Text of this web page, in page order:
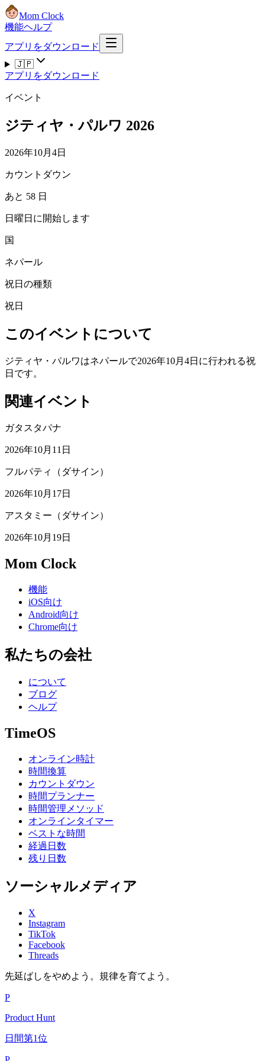
Mom Clock
機能ヘルプ
アプリをダウンロード
🇯🇵
アプリをダウンロード
イベント
ジティヤ・パルワ 2026
2026年10月4日
カウントダウン
あと 58 日
日曜日に開始します
国
ネパール
祝日の種類
祝日
このイベントについて
ジティヤ・パルワはネパールで2026年10月4日に行われる祝
日です。
関連イベント
ガタスタパナ
2026年10月11日
フルパティ（ダサイン）
2026年10月17日
アスタミー（ダサイン）
2026年10月19日
Mom Clock
機能
iOS向け
Android向け
Chrome向け
私たちの会社
について
ブログ
ヘルプ
TimeOS
オンライン時計
時間換算
カウントダウン
時間プランナー
時間管理メソッド
オンラインタイマー
ベストな時間
経過日数
残り日数
ソーシャルメディア
X
Instagram
TikTok
Facebook
Threads
先延ばしをやめよう。規律を育てよう。
P
Product Hunt
日間第1位